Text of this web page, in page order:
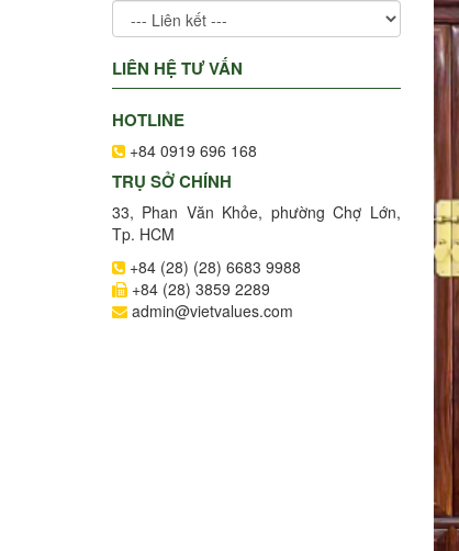
LIÊN HỆ TƯ VẤN
HOTLINE
+84 0919 696 168
TRỤ SỞ CHÍNH
33, Phan Văn Khỏe, phường Chợ Lớn,
Tp. HCM
+84 (28) (28) 6683 9988
+84 (28) 3859 2289
admin@vietvalues.com